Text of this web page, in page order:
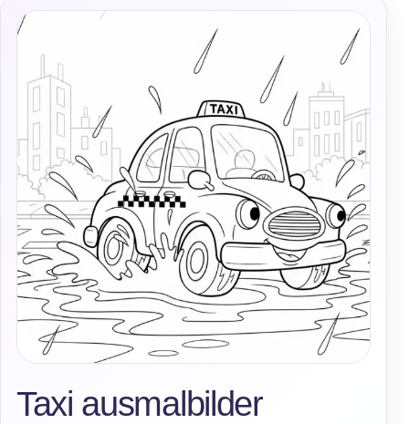
Taxi ausmalbilder